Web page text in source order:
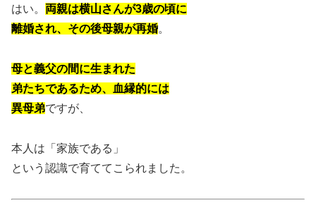
はい。 両親は横山さんが3歳の頃に
離婚され、その後母親が再婚。
母と義父の間に生まれた
弟たちであるため、血縁的には
異母弟ですが、
本人は「家族である」
という認識で育ててこられました。